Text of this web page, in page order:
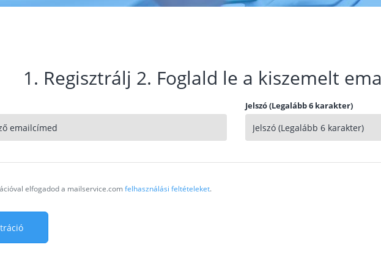
1. Regisztrálj 2. Foglald le a kiszemelt
Jelszó (Legalább 6 karakter)
elfogadod a mailservice.comfelhasználási feltételeket.